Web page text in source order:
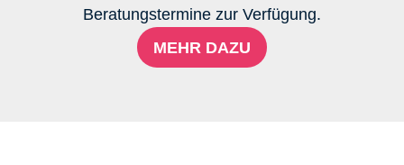
Beratungstermine zur Verfügung.
MEHR DAZU